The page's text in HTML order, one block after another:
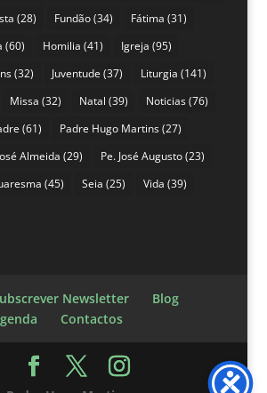
(28) Fundão(34) Fátima (31)
(60) Homilia (41) Igreja (95)
(32) Juventude (37) Liturgia (141)
Missa (32) Natal (39) Noticias(76)
(61) Padre Hugo Martins(27)
Almeida (29) Pe. José Augusto(23)
(45) Seia (25) Vida (39)
Newsletter
Blog
Contactos